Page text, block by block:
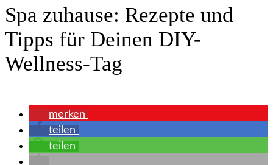
Spa zuhause: Rezepte und
Tipps für Deinen DIY-
Wellness-Tag
merken
teilen
teilen